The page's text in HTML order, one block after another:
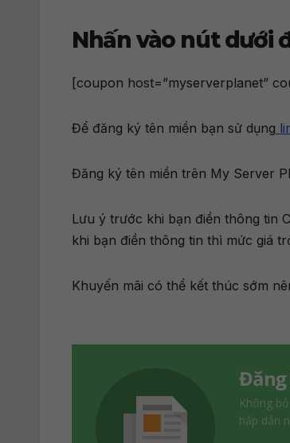
Nhấn vào nút dưới
[coupon host=”myserverplanet”
Để đăng ký tên miền bạn sử dụng
Đăng ký tên miền trên My Server
Lưu ý trước khi bạn điền thông tin
khi bạn điền thông tin thì mức giá
Khuyến mãi có thể kết thúc sớm
Đăng
Không
hấp dẫn